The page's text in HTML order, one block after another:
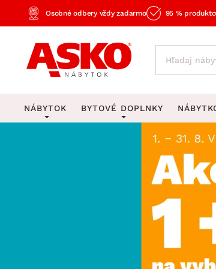
Osobné odbery vždy zadarmo 95 %
NÁBYTOK BYTOVÉ DOPLNKY
Stolové
Stropné
Lustre a
Stojacie
Zobrazit